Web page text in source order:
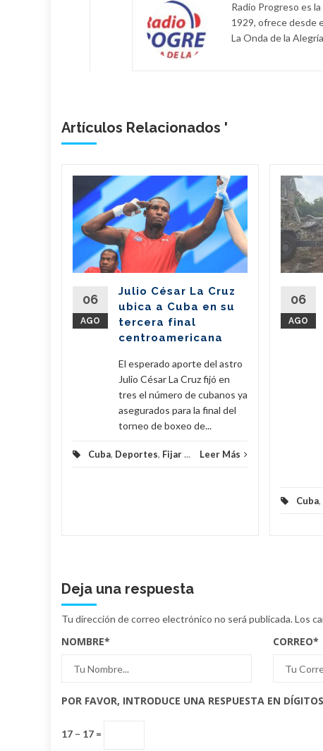
Radio Progreso es
1929, ofrece desde
La Onda de la Alegría
Artículos Relacionados '
06
AGO
Julio César La Cruz
ubica a Cuba en su
tercera final
centroamericana
El esperado aporte del astro
Julio César La Cruz fijó en
tres el número de cubanos ya
asegurados para la final del
torneo de boxeo de...
Cuba, Deportes, Fijar... Leer Más
06
AGO
Cuba,
Deja una respuesta
Tu dirección de correo electrónico no será publicada.Los
NOMBRE* CORREO*
POR FAVOR, INTRODUCE UNA RESPUESTA EN
17 − 17 =